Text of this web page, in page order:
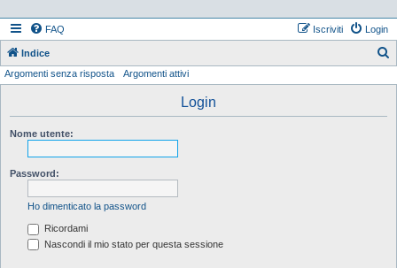
FAQ Login
Iscriviti
Indice
Argomenti senza risposta Argomenti attivi
Login
Nome utente:
Password:
Ho dimenticato la password
Ricordami
Nascondi il mio stato per questa sessione